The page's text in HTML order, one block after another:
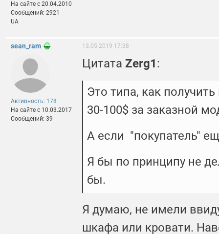
На сайте c 20.04.2010
Сообщений: 2921
UA
sean_ram
Активность: 178
На сайте c 10.03.2017
Сообщений: 39
13.05.2019 17:38
Цитата Zerg1:
Это типа, как
30-100$ за заказной
А если "покупатель"
Я бы по принципу не
бы.
Я думаю, не имели
шкафа или кровати.